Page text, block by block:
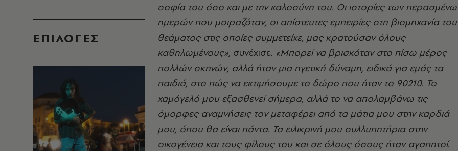
EΠΙΛΟΓΈΣ
σοφία του όσο και με την καλοσύνη του. Οι ιστορίες των
ημερών που μοιραζόταν, οι απίστευτες εμπειρίες στη βιομηχανία του
θεάματος στις οποίες συμμετείχε, μας κρατούσαν όλους
καθηλωμένους», συνέχισε. «Μπορεί να βρισκόταν στο πίσω μέρος
πολλών σκηνών, αλλά ήταν μια ηγετική δύναμη, ειδικά για εμάς τα
παιδιά, στο πώς να εκτιμήσουμε το δώρο που ήταν το 90210. Το
χαμόγελό μου εξασθενεί σήμερα, αλλά το να απολαμβάνω τις
όμορφες αναμνήσεις τον μεταφέρει από τα μάτια μου στην καρδιά
μου, όπου θα είναι πάντα. Τα ειλικρινή μου συλλυπητήρια στην
οικογένεια και τους φίλους του και σε όλους όσους ήταν αγαπητοί.